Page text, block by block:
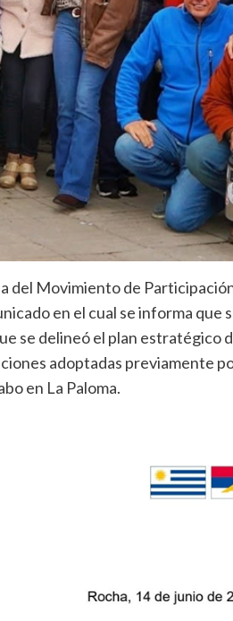
del Movimiento de
en el cual se informa que
se delineó el plan estratégico
adoptadas previamente
en La Paloma.